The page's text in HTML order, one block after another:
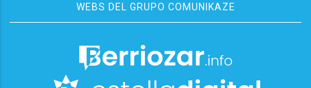
WEBS DEL GRUPO COMUNIKAZE